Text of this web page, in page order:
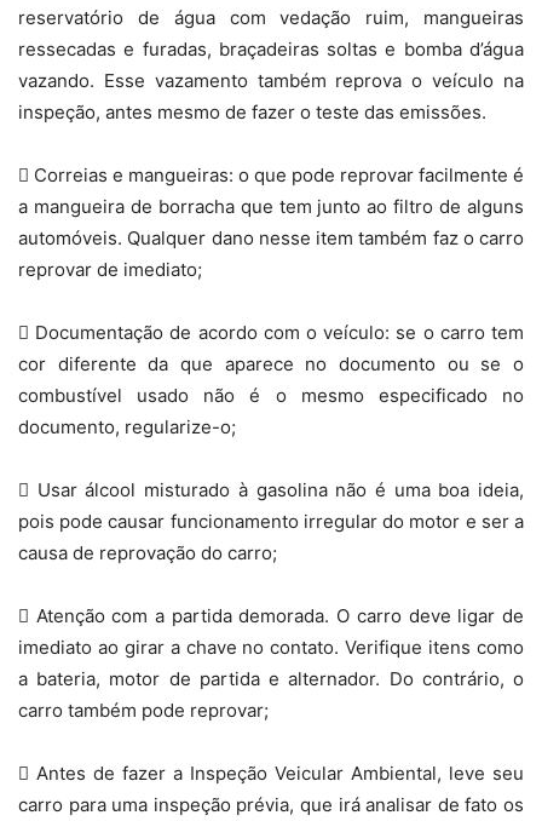
reservatório de água com vedação ruim, mangueiras
ressecadas e furadas, braçadeiras soltas e bomba d’água
vazando. Esse vazamento também reprova o veículo na
inspeção, antes mesmo de fazer o teste das emissões.
 Correias e mangueiras: o que pode reprovar facilmente é
a mangueira de borracha que tem junto ao filtro de alguns
automóveis. Qualquer dano nesse item também faz o carro
reprovar de imediato;
 Documentação de acordo com o veículo: se o carro tem
cor diferente da que aparece no documento ou se o
combustível usado não é o mesmo especificado no
documento, regularize-o;
 Usar álcool misturado à gasolina não é uma boa ideia,
pois pode causar funcionamento irregular do motor e ser a
causa de reprovação do carro;
 Atenção com a partida demorada. O carro deve ligar de
imediato ao girar a chave no contato. Verifique itens como
a bateria, motor de partida e alternador. Do contrário, o
carro também pode reprovar;
 Antes de fazer a Inspeção Veicular Ambiental, leve seu
carro para uma inspeção prévia, que irá analisar de fato os